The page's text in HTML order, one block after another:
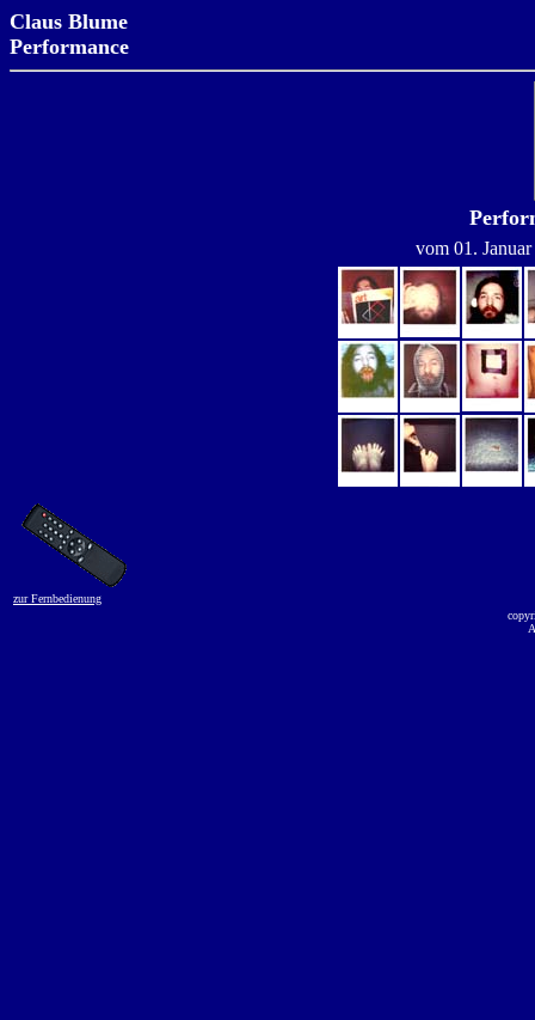
Claus Blume
Performance
vom 01.
zur Fernbedienung